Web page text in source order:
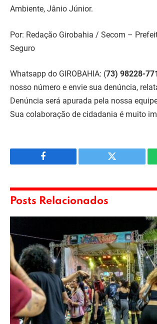
Ambiente, Jânio Júnior.
Por: Redação Girobahia / Secom –
Seguro
Whatsapp do GIROBAHIA: (73) 98228-
nosso número e envie sua denúncia,
Denúncia será apurada pela nossa
Sua colaboração de cidadania é muito
Facebook Twitter
Posts Relacionados